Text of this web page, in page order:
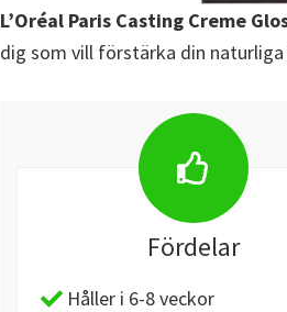
L’Oréal Paris Casting Creme
dig som vill förstärka din
Fördelar
Håller i 6-8 veckor